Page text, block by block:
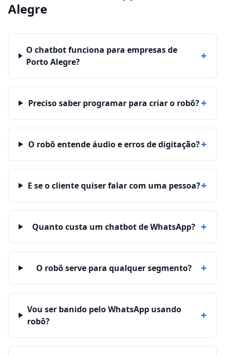
Alegre
O chatbot funciona para empresas de
Porto Alegre?
+
Preciso saber programar para criar o robô?+
O robô entende áudio e erros de digitação?+
E se o cliente quiser falar com uma pessoa?+
Quanto custa um chatbot de WhatsApp? +
O robô serve para qualquer segmento? +
Vou ser banido pelo WhatsApp usando
robô?
+